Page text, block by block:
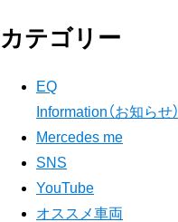
カテゴリー
EQ
Information（お知らせ）
Mercedes me
SNS
YouTube
オススメ車両